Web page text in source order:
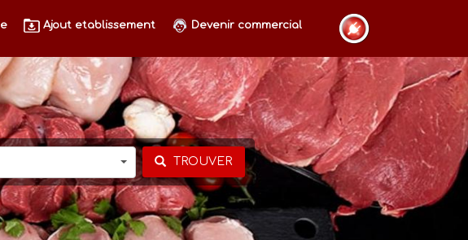
Ajout etablissement Devenir commercial
TROUVER